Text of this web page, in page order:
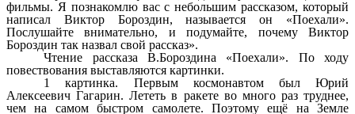
фильмы. Я познакомлю вас с небольшим рассказом, который
написал Виктор Бороздин, называется он «Поехали».
Послушайте внимательно, и подумайте, почему Виктор
Бороздин так назвал свой рассказ».
Чтение рассказа В.Бороздина «Поехали». По ходу
повествования выставляются картинки.
1 картинка. Первым космонавтом был Юрий
Алексеевич Гагарин. Лететь в ракете во много раз труднее,
чем на самом быстром самолете. Поэтому ещё на Земле